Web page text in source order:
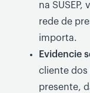
na
rede de
importa.
Evidencie
cliente dos
presente,